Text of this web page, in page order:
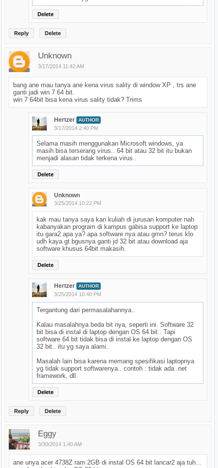
Delete
Reply Delete
Unknown
3/17/2014 11:42 AM
bang ane mau tanya ane kena virus sality di window XP , trs ane
ganti jadi win 7 64 bit.
win 7 64bit bisa kena virus sality tidak? Trims
Hertzer AUTHOR
3/17/2014 2:40 PM
Selama masih menggunakan Microsoft windows, ya
masih bisa terserang virus.. 64 bit atau 32 bit itu bukan
menjadi alasan tidak terkena virus..
Delete
Unknown
3/25/2014 10:22 PM
kak mau tanya saya kan kuliah di jurusan komputer nah
kabanyakan program di kampus gabisa support ke laptop
itu gara2 apa ya? apa software nya atau gmn? terus klo
udh kaya gt bgusnya ganti jd 32 bit atau download aja
software khusus 64bit makasih.
Delete
Hertzer AUTHOR
3/25/2014 10:40 PM
Tergantung dari permasalahannya..
Kalau masalahnya beda bit nya, seperti ini. Software 32
bit bisa di instal di laptop dengan OS 64 bit.. Tapi
software 64 bit tidak bisa di instal ke laptop dengan OS
32 bit.. itu yg saya alami..
Masalah lain bisa karena memang spesifikasi laptopnya
yg tidak support softwarenya.. contoh : tidak ada .net
framework, dll.
Delete
Reply Delete
Eggy
3/30/2014 1:40 AM
ane unya acer 4738Z ram 2GB di instal OS 64 bit lancar2 aja tuh...